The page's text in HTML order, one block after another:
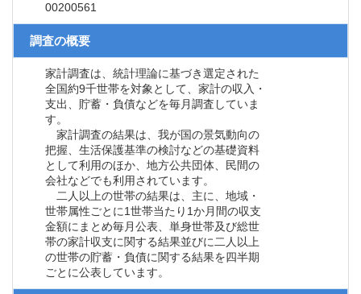
00200561
調査の概要
家計調査は、統計理論に基づき選定された
全国約9千世帯を対象として、家計の収入・
支出、貯蓄・負債などを毎月調査していま
す。
家計調査の結果は、我が国の景気動向の
把握、生活保護基準の検討などの基礎資料
として利用のほか、地方公共団体、民間の
会社などでも利用されています。
二人以上の世帯の結果は、主に、地域・
世帯属性ごとに1世帯当たり1か月間の収支
金額にまとめ毎月公表、単身世帯及び総世
帯の家計収支に関する結果並びに二人以上
の世帯の貯蓄・負債に関する結果を四半期
ごとに公表しています。